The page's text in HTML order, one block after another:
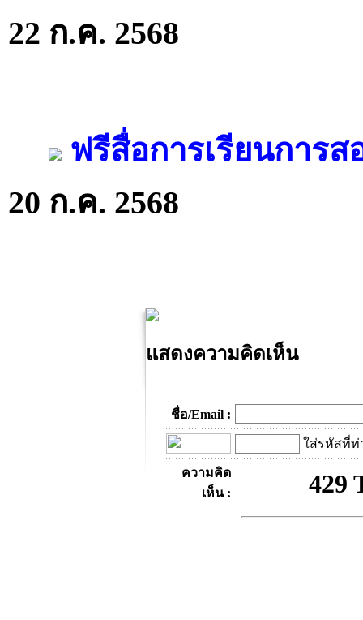
22 ก.ค. 2568
ฟรีสื่อการเรียนการ
20 ก.ค. 2568
แสดงความคิดเห็น
ชื่อ/Email :
ใส่รหัสที่ท่
ความคิด
เห็น :